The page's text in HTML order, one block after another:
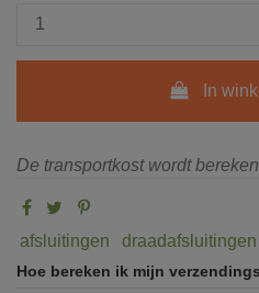
In
De transportkost wordt
afsluitingen draadafsluitingen
Hoe bereken ik mijn